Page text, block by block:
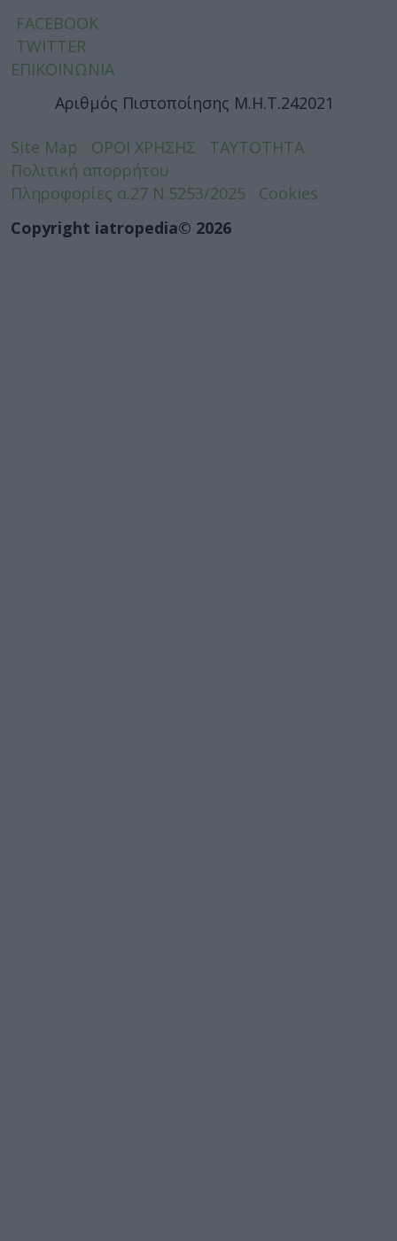
FACEBOOK
TWITTER
ΕΠΙΚΟΙΝΩΝΙΑ
Αριθμός Πιστοποίησης Μ.Η.Τ.242021
Site Map ΟΡΟΙ ΧΡΗΣΗΣ
ΤΑΥΤΟΤΗΤΑ
Πολιτική απορρήτου
Πληροφορίες α.27 Ν.5253/2025
Cookies
Copyright iatropedia© 2026